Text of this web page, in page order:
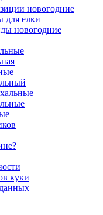
новогодние
елки
новогодние
куки